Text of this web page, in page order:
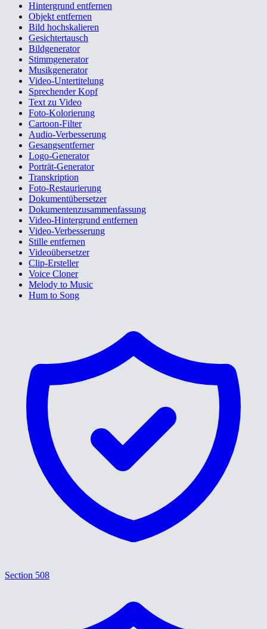
Hintergrund entfernen
Objekt entfernen
Bild hochskalieren
Gesichtertausch
Bildgenerator
Stimmgenerator
Musikgenerator
Video-Untertitelung
Sprechender Kopf
Text zu Video
Foto-Kolorierung
Cartoon-Filter
Audio-Verbesserung
Gesangsentferner
Logo-Generator
Porträt-Generator
Transkription
Foto-Restaurierung
Dokumentübersetzer
Dokumentenzusammenfassung
Video-Hintergrund entfernen
Video-Verbesserung
Stille entfernen
Videoübersetzer
Clip-Ersteller
Voice Cloner
Melody to Music
Hum to Song
Section 508